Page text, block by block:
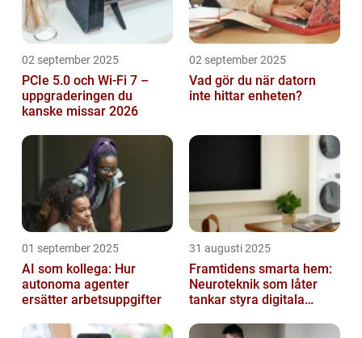
02 september 2025
PCIe 5.0 och Wi-Fi 7 –
uppgraderingen du
kanske missar 2026
02 september 2025
Vad gör du när datorn
inte hittar enheten?
01 september 2025
AI som kollega: Hur
autonoma agenter
ersätter arbetsuppgifter
31 augusti 2025
Framtidens smarta hem:
Neuroteknik som låter
tankar styra digitala